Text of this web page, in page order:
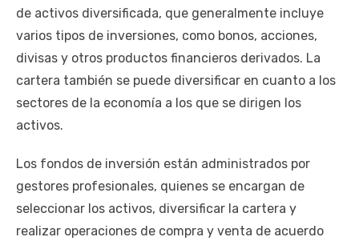
de activos diversificada, que generalmente incluye
varios tipos de inversiones, como bonos, acciones,
divisas y otros productos financieros derivados. La
cartera también se puede diversificar en cuanto a los
sectores de la economía a los que se dirigen los
activos.
Los fondos de inversión están administrados por
gestores profesionales, quienes se encargan de
seleccionar los activos, diversificar la cartera y
realizar operaciones de compra y venta de acuerdo